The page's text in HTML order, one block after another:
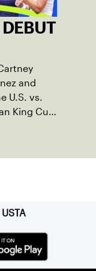
and
U.S. vs.
King Cup